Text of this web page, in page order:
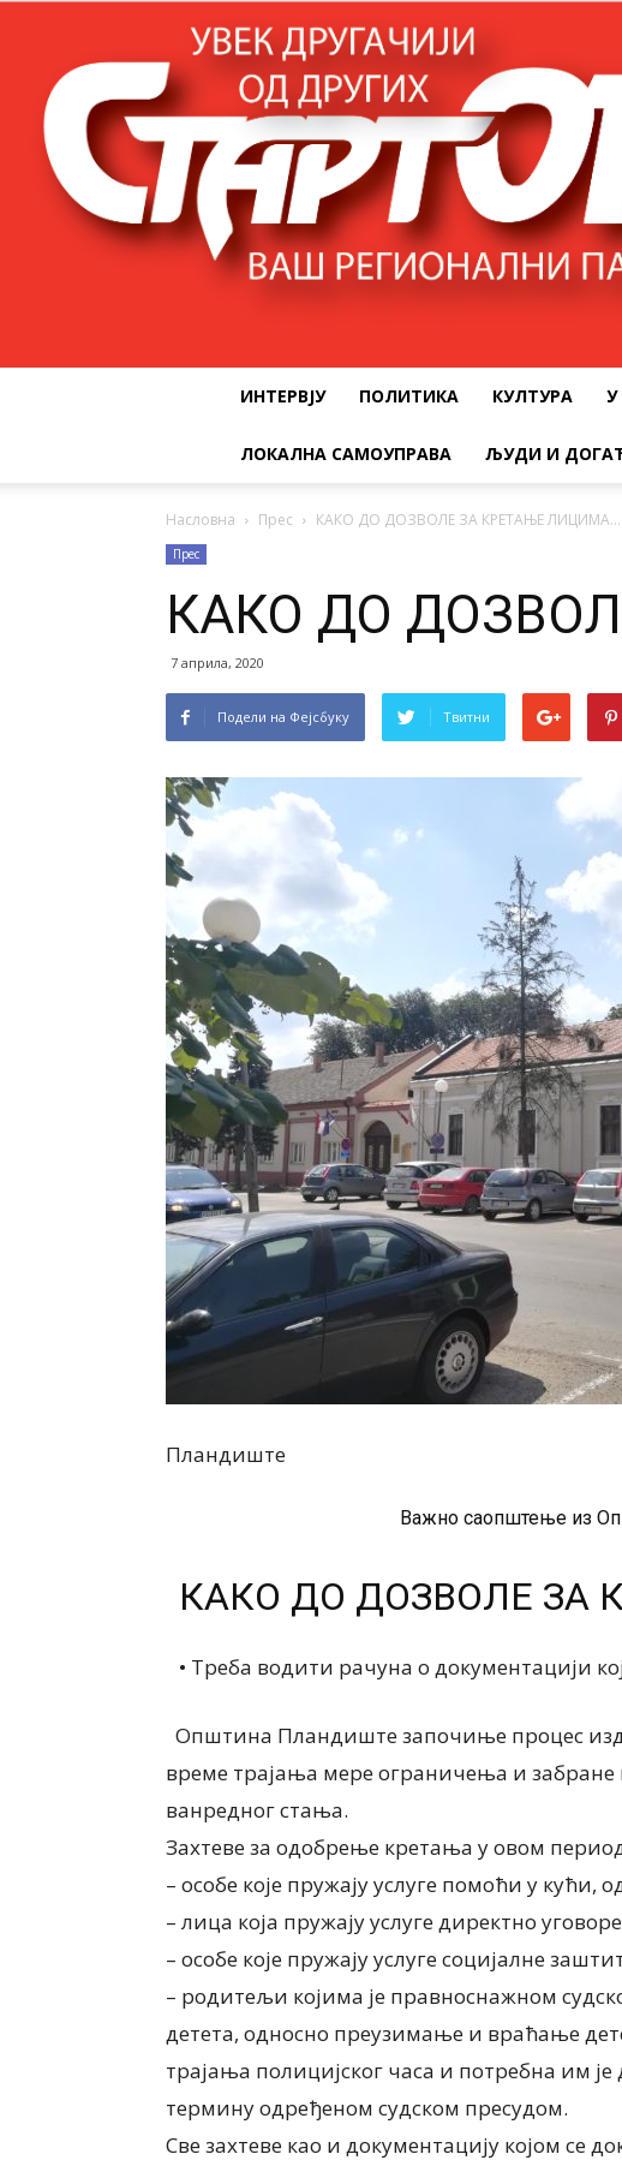
ИНТЕРВЈУ ПОЛИТИКА КУЛТУРА У
ЛОКАЛНА САМОУПРАВА ЉУДИ И
Насловна Прес КАКО ДО ДОЗВОЛЕ ЗА КРЕТАЊЕ ЛИЦИМА…
Прес
КАКО ДО
7 априла, 2020
Подели на Фејсбуку Твитни
Пландиште
Важно саопштење из
КАКО ДО ДОЗВОЛЕ ЗА
• Треба водити рачуна о документацији
Општина Пландиште започиње процес
време трајања мере ограничења и забране
ванредног стања.
Захтеве за одобрење кретања у овом
– особе које пружају услуге помоћи у кући,
– лица која пружају услуге директно
– особе које пружају услуге социјалне
– родитељи којима је правноснажном
детета, односно преузимање и враћање
трајања полицијског часа и потребна им
термину одређеном судском пресудом.
Све захтеве као и документацију којом се